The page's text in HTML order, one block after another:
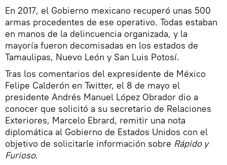
En 2017, el Gobierno mexicano recuperó unas 500
armas procedentes de ese operativo. Todas estaban
en manos de la delincuencia organizada, y la
mayoría fueron decomisadas en los estados de
Tamaulipas, Nuevo León y San Luis Potosí.
Tras los comentarios del expresidente de México
Felipe Calderón en Twitter, el 8 de mayo el
presidente Andrés Manuel López Obrador dio a
conocer que solicitó a su secretario de Relaciones
Exteriores, Marcelo Ebrard, remitir una nota
diplomática al Gobierno de Estados Unidos con el
objetivo de solicitarle información sobre Rápido y
Furioso.